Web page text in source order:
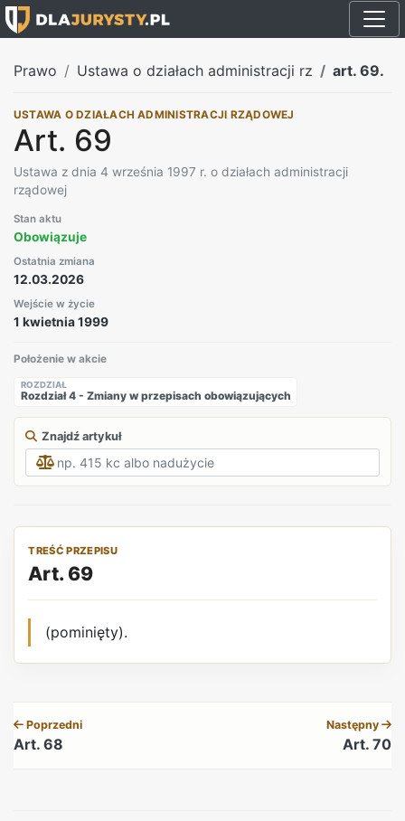
Prawo Ustawa o działach administracji rz art. 69.
USTAWA O DZIAŁACH ADMINISTRACJI RZĄDOWEJ
Art. 69
Ustawa z dnia 4 września 1997 r. o działach administracji
rządowej
Stan aktu
Obowiązuje
Ostatnia zmiana
12.03.2026
Wejście w życie
1 kwietnia 1999
Położenie w akcie
ROZDZIAŁ
Rozdział 4 - Zmiany w przepisach obowiązujących
Znajdź artykuł
TREŚĆ PRZEPISU
Art. 69
(pominięty).
Poprzedni
Art. 68
Następny
Art. 70